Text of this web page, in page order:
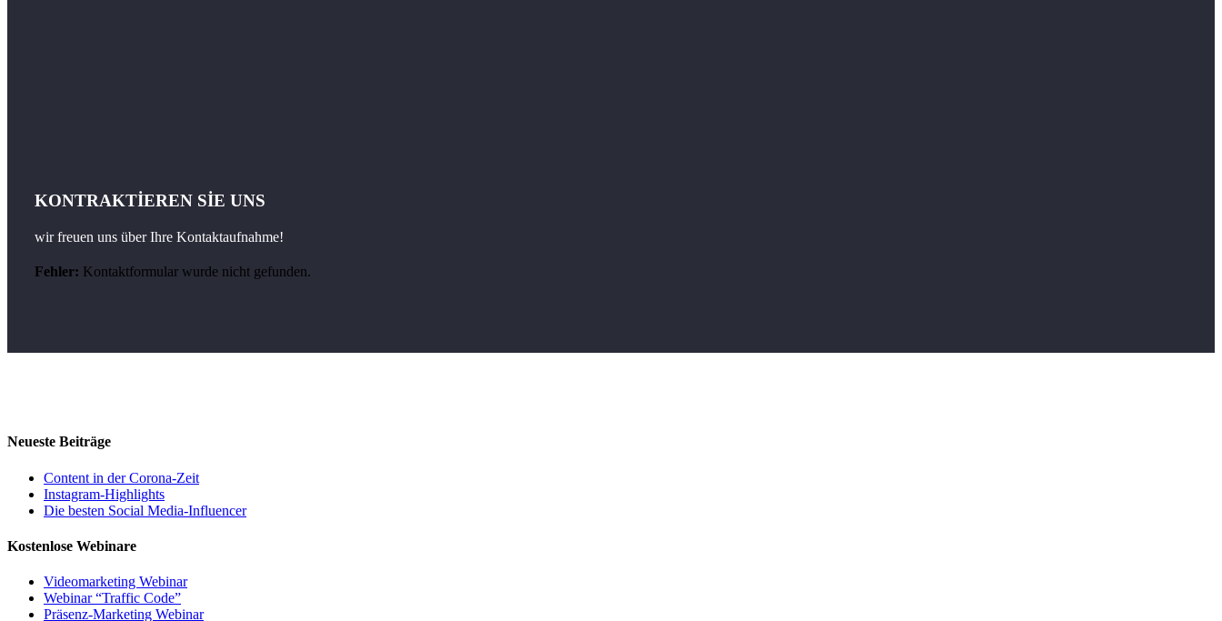
KONTRAKTİEREN SİE UNS
wir freuen uns über Ihre Kontaktaufnahme!
Fehler: Kontaktformular wurde nicht gefunden.
Neueste Beiträge
Content in der Corona-Zeit
Instagram-Highlights
Die besten Social Media-Influencer
Kostenlose Webinare
Videomarketing Webinar
Webinar “Traffic Code”
Präsenz-Marketing Webinar